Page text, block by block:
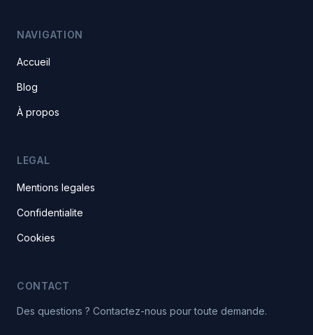
NAVIGATION
Accueil
Blog
À propos
LEGAL
Mentions legales
Confidentialite
Cookies
CONTACT
Des questions ? Contactez-nous pour toute demande.